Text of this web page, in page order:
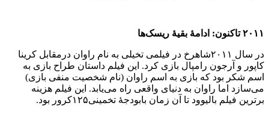
۲۰۱۱ تاکنون: ادامهٔ بقیهٔ ریسک‌ها
در سال ۲۰۱۱شاهرخ در فیلمی تخیلی به نام راوان درمقابل کرینا
کاپور و آرجون رامپال بازی کرد. این فیلم داستان طراح بازی به
اسم شکر بود که بازی به اسم راوان (نام شخصیت منفی بازی)
می‌سازد اما راوان به دنیای واقعی راه می‌یابد. این فیلم هزینه
برترین فیلم بالیوود تا آن زمان بابودجهٔ تخمینی۱۲۵کرور بود.